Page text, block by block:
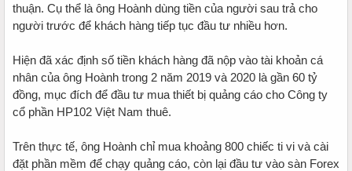
thuận. Cụ thể là ông Hoành dùng tiền của người sau trả cho
người trước để khách hàng tiếp tục đầu tư nhiều hơn.
Hiện đã xác định số tiền khách hàng đã nộp vào tài khoản cá
nhân của ông Hoành trong 2 năm 2019 và 2020 là gần 60 tỷ
đồng, mục đích để đầu tư mua thiết bị quảng cáo cho Công ty
cổ phần HP102 Việt Nam thuê.
Trên thực tế, ông Hoành chỉ mua khoảng 800 chiếc ti vi và cài
đặt phần mềm để chạy quảng cáo, còn lại đầu tư vào sàn Forex